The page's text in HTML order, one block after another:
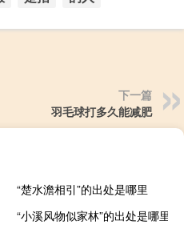
下一篇
羽毛球打多久能减肥
“楚水澹相引”的出处是哪里
“小溪风物似家林”的出处是哪里